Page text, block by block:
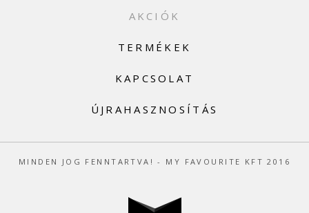
AKCIÓK
TERMÉKEK
KAPCSOLAT
ÚJRAHASZNOSÍTÁS
MINDEN JOG FENNTARTVA! - MY FAVOURITE KFT 2016